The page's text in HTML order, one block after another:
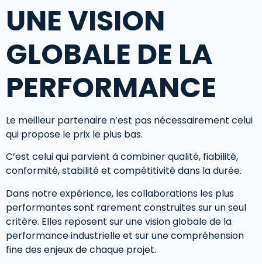
UNE VISION
GLOBALE DE LA
PERFORMANCE
Le meilleur partenaire n’est pas nécessairement celui
qui propose le prix le plus bas.
C’est celui qui parvient à combiner qualité, fiabilité,
conformité, stabilité et compétitivité dans la durée.
Dans notre expérience, les collaborations les plus
performantes sont rarement construites sur un seul
critère. Elles reposent sur une vision globale de la
performance industrielle et sur une compréhension
fine des enjeux de chaque projet.